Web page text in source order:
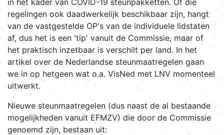
regelingen ook daadwerkelijk beschikbaar zijn, hangt
van de vastgestelde OP's van de individuele lidstaten
af, dus het is een 'tip' vanuit de Commissie, maar of
het praktisch inzetbaar is verschilt per land. In het
artikel over de Nederlandse steunmaatregelen gaan
we in op hetgeen wat o.a. VisNed met LNV momenteel
uitwerkt.
Nieuwe steunmaatregelen (dus naast de al bestaande
mogelijkheden vanuit EFMZV) die door de Commissie
genoemd zijn, bestaan uit: